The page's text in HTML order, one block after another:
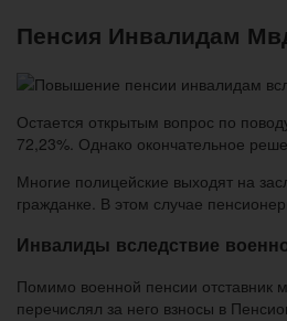
Пенсия Инвалидам
Остается открытым вопрос по
72,23%. Однако окончательное
Многие полицейские выходят на
гражданке. В этом случае
Инвалиды вследствие
Помимо военной пенсии отставник
перечислял за него взносы в